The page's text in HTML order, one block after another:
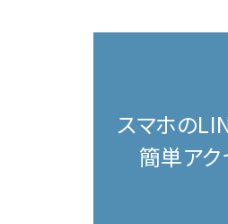
スマホの
簡単アク